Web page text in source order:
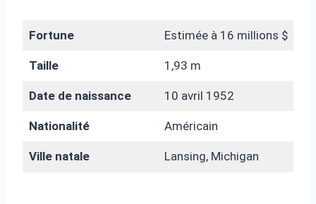
Fortune Estimée à 16 millions $
Taille 1,93 m
Date de naissance 10 avril 1952
Nationalité Américain
Ville natale Lansing, Michigan